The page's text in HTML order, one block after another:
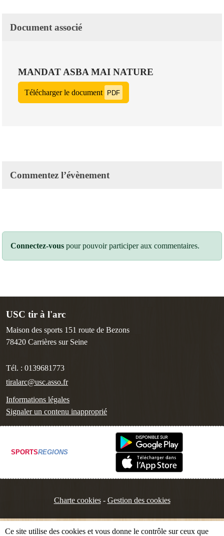
Document associé
MANDAT ASBA MAI NATURE
Télécharger le document PDF
Commentez l’évènement
Connectez-vous pour pouvoir participer aux commentaires.
USC tir à l'arc
Maison des sports 151 route de Bezons
78420 Carrières sur Seine
Tél. : 0139681773
tiralarc@usc.asso.fr
Informations légales
Signaler un contenu inapproprié
SPORTSREGIONS
Charte cookies Gestion des cookies
Ce site utilise des cookies et vous donne le contrôle sur ceux que